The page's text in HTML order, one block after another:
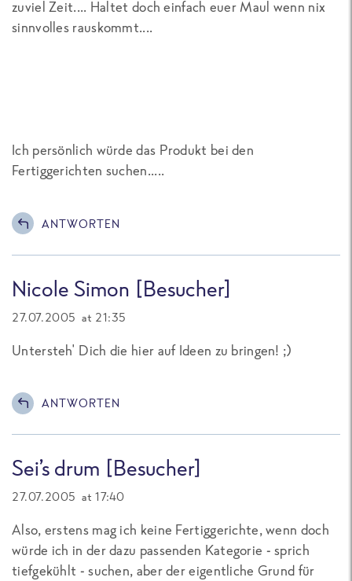
zuviel Zeit.... Haltet doch einfach euer Maul wenn nix
sinnvolles rauskommt....
Ich persönlich würde das Produkt bei den
Fertiggerichten suchen.....
ANTWORTEN
Nicole Simon [Besucher]
27.07.2005 at 21:35
Untersteh' Dich die hier auf Ideen zu bringen! ;)
ANTWORTEN
Sei´s drum [Besucher]
27.07.2005 at 17:40
Also, erstens mag ich keine Fertiggerichte, wenn doch
würde ich in der dazu passenden Kategorie - sprich
tiefgekühlt - suchen, aber der eigentliche Grund für